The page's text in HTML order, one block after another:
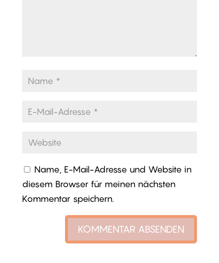
Name, E-Mail-Adresse und Website in
diesem Browser für meinen nächsten
Kommentar speichern.